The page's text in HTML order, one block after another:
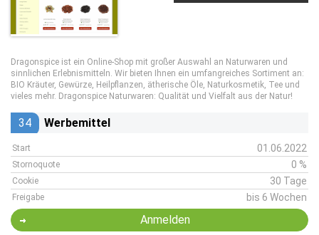
Dragonspice ist ein Online-Shop mit großer Auswahl an Naturwaren und
sinnlichen Erlebnismitteln. Wir bieten Ihnen ein umfangreiches Sortiment an:
BIO Kräuter, Gewürze, Heilpflanzen, ätherische Öle, Naturkosmetik, Tee und
vieles mehr. Dragonspice Naturwaren: Qualität und Vielfalt aus der Natur!
34 Werbemittel
Start 01.06.2022
Stornoquote 0 %
Cookie 30 Tage
Freigabe bis 6 Wochen
Anmelden